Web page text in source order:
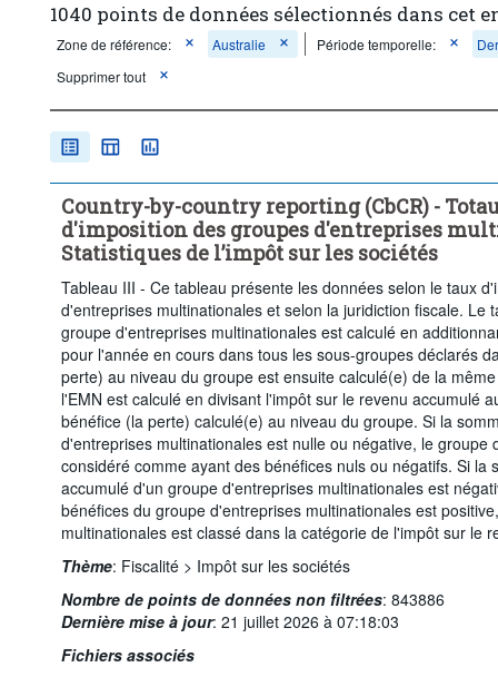
1040 points de données sélectionnés dans cet
Zone de référence: Australie Période temporelle:
Supprimer tout
Country-by-country reporting (CbCR) -
d'imposition des groupes d'entreprises
Statistiques de l’impôt sur les sociétés
Tableau III - Ce tableau présente les données selon le taux
d'entreprises multinationales et selon la juridiction fiscale. Le
groupe d'entreprises multinationales est calculé en
pour l'année en cours dans tous les sous-groupes déclarés
perte) au niveau du groupe est ensuite calculé(e) de la
l'EMN est calculé en divisant l'impôt sur le revenu accumulé
bénéfice (la perte) calculé(e) au niveau du groupe. Si la
d'entreprises multinationales est nulle ou négative, le groupe
considéré comme ayant des bénéfices nuls ou négatifs. Si la
accumulé d'un groupe d'entreprises multinationales est
bénéfices du groupe d'entreprises multinationales est
multinationales est classé dans la catégorie de l'impôt sur le
Thème: Fiscalité > Impôt sur les sociétés
Nombre de points de données non filtrées: 843886
Dernière mise à jour: 21 juillet 2026 à 07:18:03
Fichiers associés